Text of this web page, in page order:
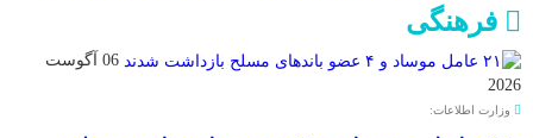
فرهنگی
06 آگوست
2026
وزارت اطلاعات: